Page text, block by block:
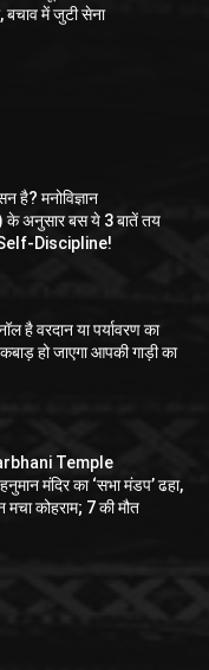
में जुटी सेना
है? मनोविज्ञान
अनुसार बस ये 3 बातें तय
Discipline!
है वरदान या पर्यावरण का
हो जाएगा आपकी गाड़ी का
Temple
मंदिर का ‘सभा मंडप’ ढहा,
मचा कोहराम; 7 की मौत